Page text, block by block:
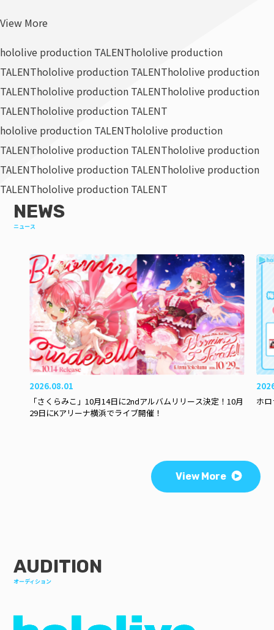
View More
hololive production TALENThololive production
TALENThololive production TALENThololive production
TALENThololive production TALENThololive production
TALENThololive production TALENT
hololive production TALENThololive production
TALENThololive production TALENThololive production
TALENThololive production TALENThololive production
TALENThololive production TALENT
NEWS
ニュース
2026.08.01
「さくらみこ」10月14日に2ndアルバムリリース決定！10月
29日にKアリーナ横浜でライブ開催！
ホ
View More
AUDITION
オーディション